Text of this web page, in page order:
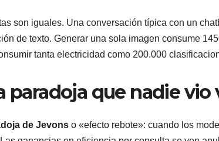
son iguales. Una conversación típica con un
de texto. Generar una sola imagen consume
tanta electricidad como 200.000
paradoja que nadie vio
de Jevons o «efecto rebote»: cuando los